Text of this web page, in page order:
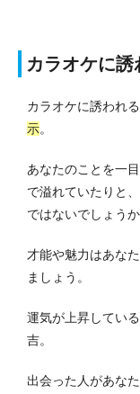
カラオケに誘
カラオケに誘われる
示。
あなたのことを一
で溢れていたりと
ではないでしょうか
才能や魅力はあな
ましょう。
運気が上昇してい
吉。
出会った人があな